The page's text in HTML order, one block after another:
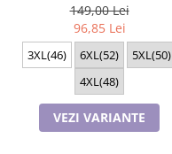
bumbac , Lux PIJ32974
149,00 Lei
96,85 Lei
3XL(46) 6XL(52)
5XL(50)
4XL(48)
VEZI VARIANTE